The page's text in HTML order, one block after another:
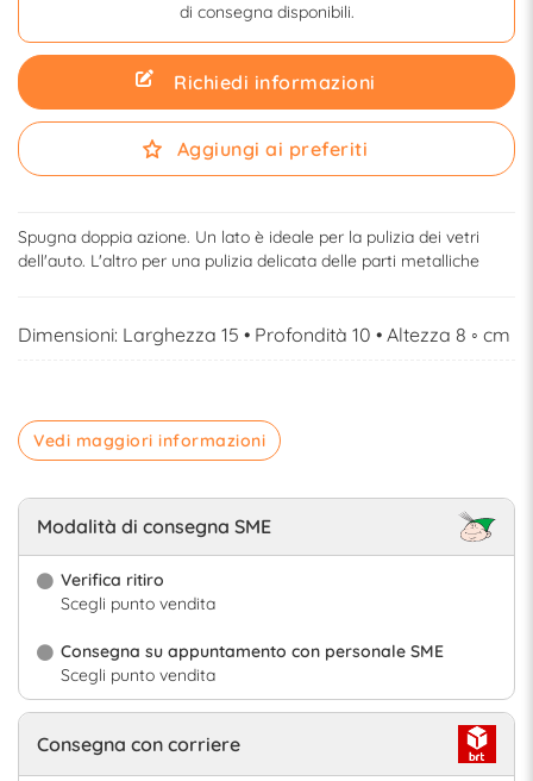
di consegna disponibili.
Richiedi informazioni
Aggiungi ai preferiti
Spugna doppia azione. Un lato è ideale per la pulizia dei vetri
dell'auto. L'altro per una pulizia delicata delle parti metalliche
Dimensioni: Larghezza 15 • Profondità 10 • Altezza 8 ◦ cm
Vedi maggiori informazioni
Modalità di consegna SME
Verifica ritiro
Scegli punto vendita
Consegna su appuntamento con personale SME
Scegli punto vendita
Consegna con corriere